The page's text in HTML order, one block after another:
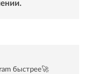
быстрее🚀